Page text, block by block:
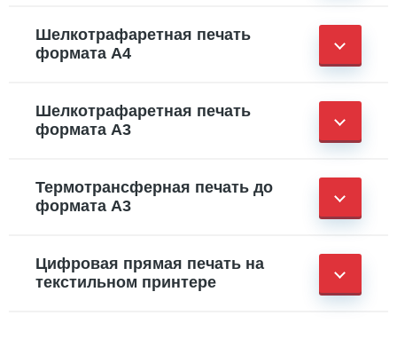
Шелкотрафаретная печать
формата А4
Шелкотрафаретная печать
формата А3
Термотрансферная печать до
формата А3
Цифровая прямая печать на
текстильном принтере